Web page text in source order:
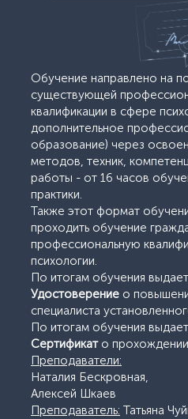
Обучение направлено на
существующей
квалификации в сфере
дополнительное
образование) через
методов, техник,
работы - от 16 часов
практики.
Также этот формат
проходить обучение
профессиональную
психологии.
По итогам обучения
Удостоверение о
специалиста
По итогам обучения
Сертификато прохождении
Преподаватели:
Наталия Бескровная,
Алексей Шкаев
Преподаватель: Татьяна